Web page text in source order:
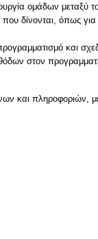
ομάδων μεταξύ
δίνονται, όπως
και
και πληροφοριών,